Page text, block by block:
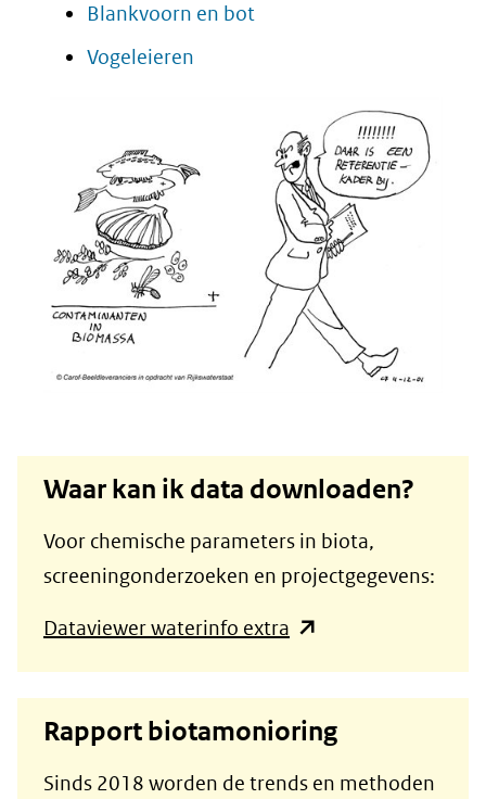
Blankvoorn en bot
Vogeleieren
Waar kan ik data downloaden?
Voor chemische parameters in biota,
screeningonderzoeken en projectgegevens:
Dataviewer waterinfo extra (opent
nieuw
venster)
Rapport biotamonioring
Sinds 2018 worden de trends en methoden